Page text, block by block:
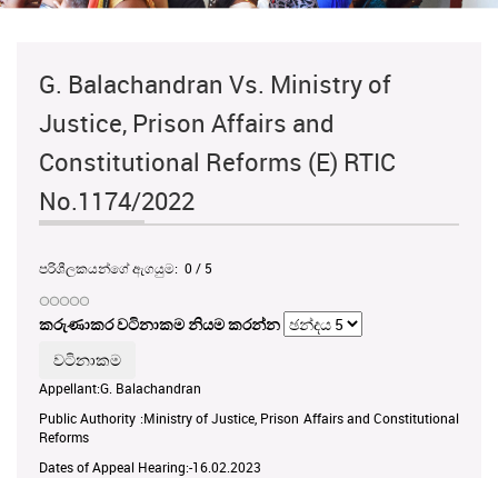
G. Balachandran Vs. Ministry of
Justice, Prison Affairs and
Constitutional Reforms (E) RTIC
No.1174/2022
පරිශීලකයන්ගේ ඇගයුම: 0/ 5
කරුණාකර වටිනාකම නියම කරන්න
Appellant:G. Balachandran
Public Authority :Ministry of Justice, Prison Affairs and Constitutional
Reforms
Dates of Appeal Hearing:-16.02.2023